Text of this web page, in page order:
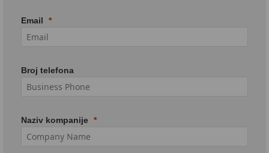
Email
Broj telefona
Naziv kompanije